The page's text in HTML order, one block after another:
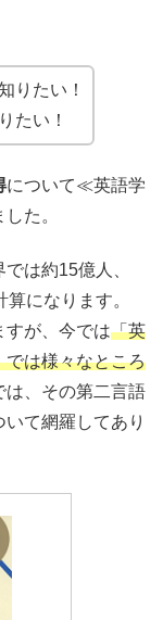
りたい！
たい！
について≪英語学
た。
は約15億人、
になります。
すが、今では「英
では様々なところ
は、その第二言語
て網羅してあり